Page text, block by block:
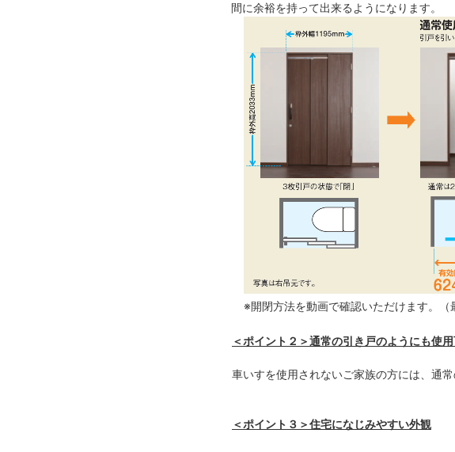
間に余裕を持って出来るようになります。
※開閉方法を動画で確認いただけます。（
＜ポイント２＞通常の引き戸のようにも使
車いすを使用されないご家族の方には、通
＜ポイント３＞住宅になじみやすい外観